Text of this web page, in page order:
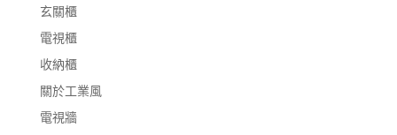
玄關櫃
電視櫃
收納櫃
關於工業風
電視牆